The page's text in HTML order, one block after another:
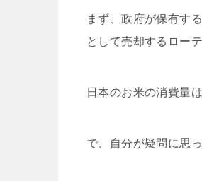
まず、政府が保有す
として売却するロー
日本のお米の消費量
で、自分が疑問に思